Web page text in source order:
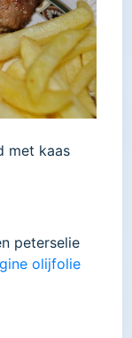
met kaas
peterselie
olijfolie